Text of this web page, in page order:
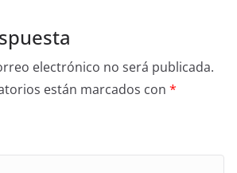
electrónico no será publicada.
están marcados con *